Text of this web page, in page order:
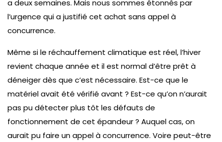
a deux semaines. Mais nous sommes étonnés par
l’urgence qui a justifié cet achat sans appel à
concurrence.
Même si le réchauffement climatique est réel, l’hiver
revient chaque année et il est normal d’être prêt à
déneiger dès que c’est nécessaire. Est-ce que le
matériel avait été vérifié avant ? Est-ce qu’on n’aurait
pas pu détecter plus tôt les défauts de
fonctionnement de cet épandeur ? Auquel cas, on
aurait pu faire un appel à concurrence. Voire peut-être